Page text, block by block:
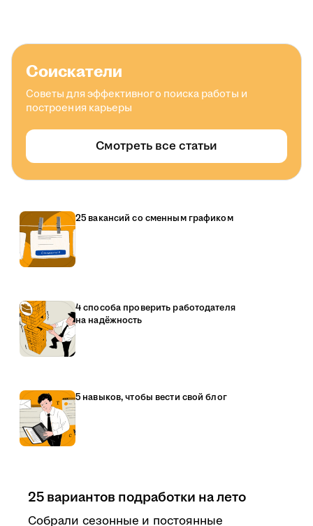
Соискатели
Советы для эффективного поиска работы и
построения карьеры
Смотреть все статьи
25 вакансий со сменным графиком
4 способа проверить работодателя
на надёжность
5 навыков, чтобы вести свой блог
25 вариантов подработки на лето
Собрали сезонные и постоянные